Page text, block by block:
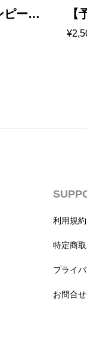
ピー
¥
利用規約
特定商
プライ
お問合せ